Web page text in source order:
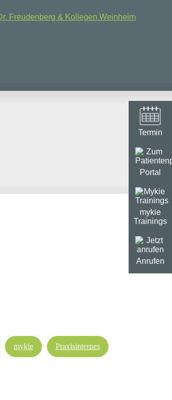
mykie Praxisinternes
Termin
Portal
mykie
Trainings
Anrufen